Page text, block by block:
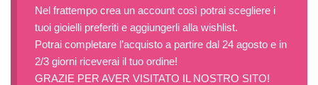
Nel frattempo crea un account così potrai scegliere i
tuoi gioielli preferiti e aggiungerli alla wishlist.
Potrai completare l’acquisto a partire dal 24 agosto e in
2/3 giorni riceverai il tuo ordine!
GRAZIE PER AVER VISITATO IL NOSTRO SITO!